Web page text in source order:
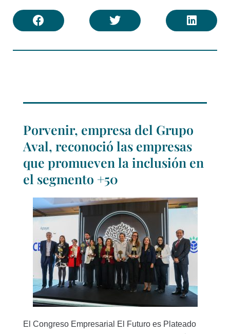
Porvenir, empresa del Grupo
Aval, reconoció las empresas
que promueven la inclusión en
el segmento +50
El Congreso Empresarial El Futuro es Plateado